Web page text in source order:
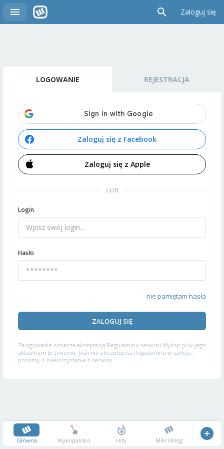
Zaloguj się
LOGOWANIE REJESTRACJA
Zaloguj się z Facebook
Zaloguj się z Apple
LUB
Login
Hasło
nie pamiętam hasła
ZALOGUJ SIĘ
Zalogowanie oznacza akceptację Regulaminu serwisu Wykop.pl w jego
aktualnym brzmieniu. Jeśli nie akceptujesz Regulaminu w całości,
prosimy o niekorzystanie z serwisu.
Główna Wykopalisko Hity Mikroblog